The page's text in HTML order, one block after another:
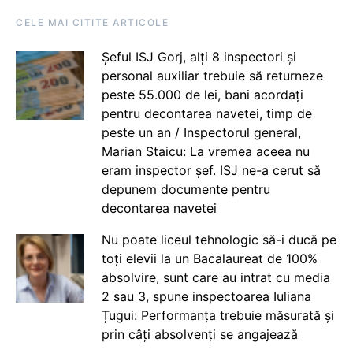
CELE MAI CITITE ARTICOLE
Șeful ISJ Gorj, alți 8 inspectori și
personal auxiliar trebuie să returneze
peste 55.000 de lei, bani acordați
pentru decontarea navetei, timp de
peste un an / Inspectorul general,
Marian Staicu: La vremea aceea nu
eram inspector șef. ISJ ne-a cerut să
depunem documente pentru
decontarea navetei
Nu poate liceul tehnologic să-i ducă pe
toți elevii la un Bacalaureat de 100%
absolvire, sunt care au intrat cu media
2 sau 3, spune inspectoarea Iuliana
Țugui: Performanța trebuie măsurată și
prin câți absolvenți se angajează